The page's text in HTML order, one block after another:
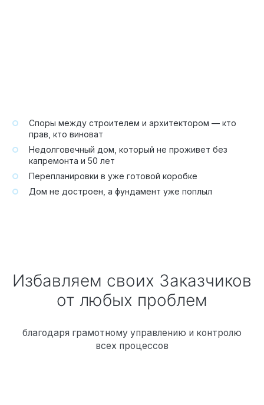
Споры между строителем и архитектором — кто
прав, кто виноват
Недолговечный дом, который не проживет без
капремонта и 50 лет
Перепланировки в уже готовой коробке
Дом не достроен, а фундамент уже поплыл
Избавляем своих Заказчиков
от любых проблем
благодаря грамотному управлению и контролю
всех процессов